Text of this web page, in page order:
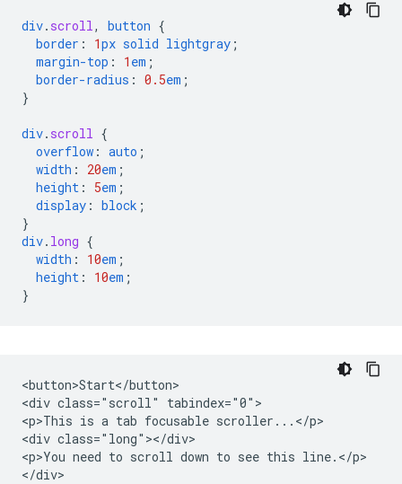
div. scroll, button {
border : 1px solid lightgray ;
margin-top : 1 em ;
border-radius : 0.5em ;
}
div. scroll {
overflow : auto ;
width : 20em ;
height : 5em ;
display : block ;
}
div. long {
width : 10em ;
height : 10em ;
}
<button>Start</button>
<div class="scroll" tabindex="0">
<p>This is a tab focusable scroller...</p>
<div class="long"></div>
<p>You need to scroll down to see this line.</p>
</div>